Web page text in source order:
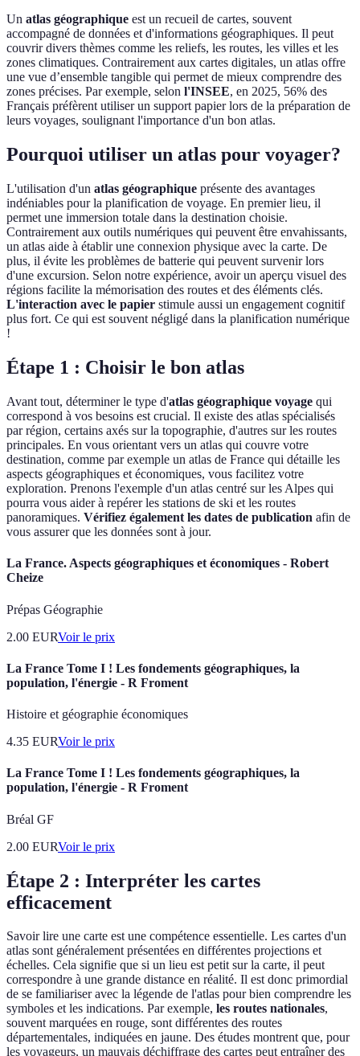
Un atlas géographique est un recueil de cartes, souvent
accompagné de données et d'informations géographiques. Il peut
couvrir divers thèmes comme les reliefs, les routes, les villes et les
zones climatiques. Contrairement aux cartes digitales, un atlas offre
une vue d’ensemble tangible qui permet de mieux comprendre des
zones précises. Par exemple, selon l'INSEE, en 2025, 56% des
Français préfèrent utiliser un support papier lors de la préparation de
leurs voyages, soulignant l'importance d'un bon atlas.
Pourquoi utiliser un atlas pour voyager?
L'utilisation d'un atlas géographique présente des avantages
indéniables pour la planification de voyage. En premier lieu, il
permet une immersion totale dans la destination choisie.
Contrairement aux outils numériques qui peuvent être envahissants,
un atlas aide à établir une connexion physique avec la carte. De
plus, il évite les problèmes de batterie qui peuvent survenir lors
d'une excursion. Selon notre expérience, avoir un aperçu visuel des
régions facilite la mémorisation des routes et des éléments clés.
L'interaction avec le papier stimule aussi un engagement cognitif
plus fort. Ce qui est souvent négligé dans la planification numérique
!
Étape 1 : Choisir le bon atlas
Avant tout, déterminer le type d'atlas géographique voyage qui
correspond à vos besoins est crucial. Il existe des atlas spécialisés
par région, certains axés sur la topographie, d'autres sur les routes
principales. En vous orientant vers un atlas qui couvre votre
destination, comme par exemple un atlas de France qui détaille les
aspects géographiques et économiques, vous facilitez votre
exploration. Prenons l'exemple d'un atlas centré sur les Alpes qui
pourra vous aider à repérer les stations de ski et les routes
panoramiques. Vérifiez également les dates de publication afin de
vous assurer que les données sont à jour.
La France. Aspects géographiques et économiques - Robert
Cheize
Prépas Géographie
2.00 EURVoir le prix
La France Tome I ! Les fondements géographiques, la
population, l'énergie - R Froment
Histoire et géographie économiques
4.35 EURVoir le prix
La France Tome I ! Les fondements géographiques, la
population, l'énergie - R Froment
Bréal GF
2.00 EURVoir le prix
Étape 2 : Interpréter les cartes
efficacement
Savoir lire une carte est une compétence essentielle. Les cartes d'un
atlas sont généralement présentées en différentes projections et
échelles. Cela signifie que si un lieu est petit sur la carte, il peut
correspondre à une grande distance en réalité. Il est donc primordial
de se familiariser avec la légende de l'atlas pour bien comprendre les
symboles et les indications. Par exemple, les routes nationales,
souvent marquées en rouge, sont différentes des routes
départementales, indiquées en jaune. Des études montrent que, pour
les voyageurs, un mauvais déchiffrage des cartes peut entraîner des